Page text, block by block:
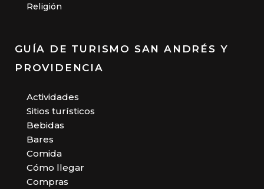
Religión
GUÍA DE TURISMO SAN ANDRÉS Y
PROVIDENCIA
Actividades
Sitios turísticos
Bebidas
Bares
Comida
Cómo llegar
Compras